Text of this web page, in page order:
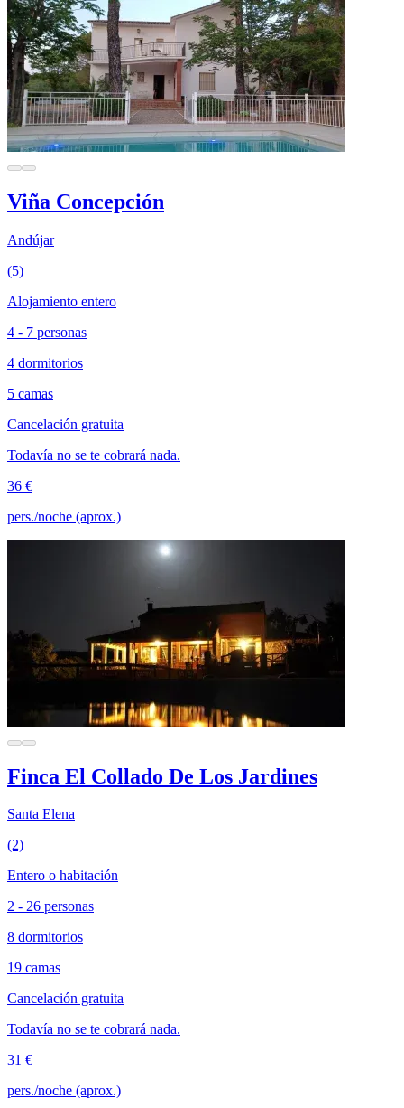
Viña Concepción
Andújar
(5)
Alojamiento entero
4 - 7 personas
4 dormitorios
5 camas
Cancelación gratuita
Todavía no se te cobrará nada.
36 €
pers./noche (aprox.)
Finca El Collado De Los Jardines
Santa Elena
(2)
Entero o habitación
2 - 26 personas
8 dormitorios
19 camas
Cancelación gratuita
Todavía no se te cobrará nada.
31 €
pers./noche (aprox.)